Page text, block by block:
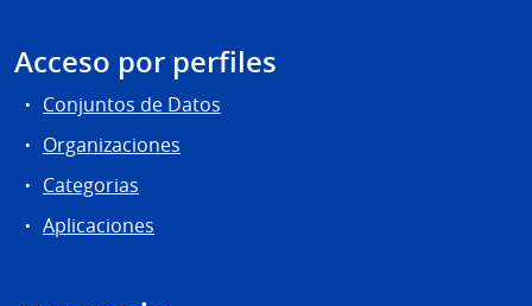
Acceso por perfiles
Conjuntos de Datos
Organizaciones
Categorias
Aplicaciones